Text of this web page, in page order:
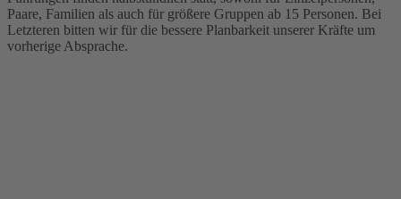
Paare, Familien als auch für größere Gruppen ab 15 Personen. Bei
Letzteren bitten wir für die bessere Planbarkeit unserer Kräfte um
vorherige Absprache.